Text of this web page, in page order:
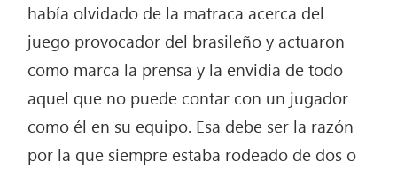
había olvidado de la matraca acerca del
juego provocador del brasileño y actuaron
como marca la prensa y la envidia de todo
aquel que no puede contar con un jugador
como él en su equipo. Esa debe ser la razón
por la que siempre estaba rodeado de dos o